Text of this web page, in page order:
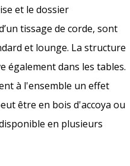
et le dossier
tissage de corde, sont
et lounge. La structure
également dans les tables.
à l'ensemble un effet
être en bois d'accoya ou
en plusieurs